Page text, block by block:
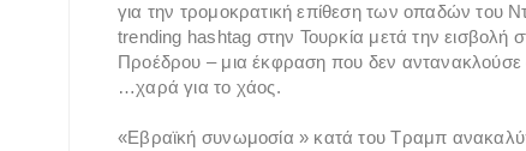
για την τρομοκρατική επίθεση των οπαδών του
trending hashtag στην Τουρκία μετά την εισβολή
Προέδρου – μια έκφραση που δεν αντανακλούσε
…χαρά για το χάος.
«Εβραϊκή συνωμοσία » κατά του Τραμπ